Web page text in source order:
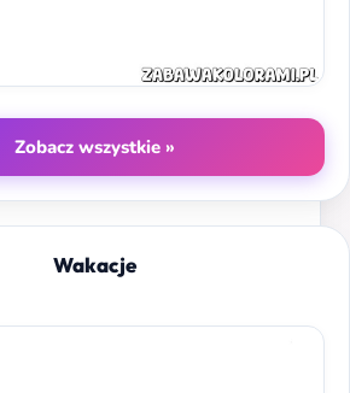
Zobacz wszystkie »
Wakacje